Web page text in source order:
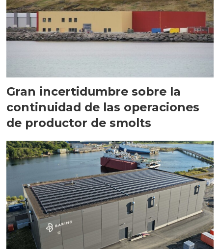
Gran incertidumbre sobre la
continuidad de las operaciones
de productor de smolts